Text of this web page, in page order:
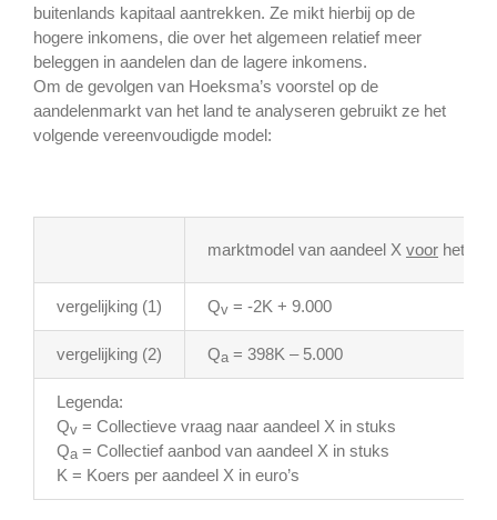
buitenlands kapitaal aantrekken. Ze mikt hierbij op de
hogere inkomens, die over het algemeen relatief meer
beleggen in aandelen dan de lagere inkomens.
Om de gevolgen van Hoeksma’s voorstel op de
aandelenmarkt van het land te analyseren gebruikt ze het
volgende vereenvoudigde model:
marktmodel van aandeel X voorhet
vergelijking (1) Qv= -2K + 9.000
vergelijking (2) Qa= 398K – 5.000
Legenda:
Qv= Collectieve vraag naar aandeel X in stuks
Qa= Collectief aanbod van aandeel X in stuks
K = Koers per aandeel X in euro’s